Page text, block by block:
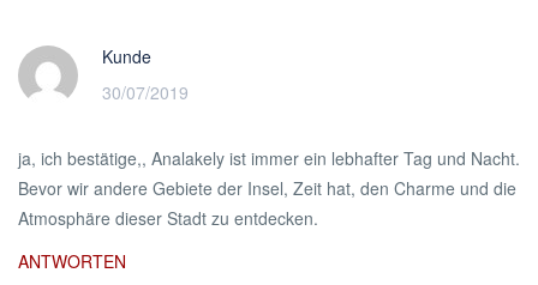
Kunde
30/07/2019
ja, ich bestätige,, Analakely ist immer ein lebhafter Tag und Nacht.
Bevor wir andere Gebiete der Insel, Zeit hat, den Charme und die
Atmosphäre dieser Stadt zu entdecken.
ANTWORTEN